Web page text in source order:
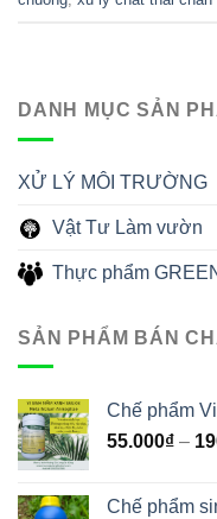
DANH MỤC SẢN
XỬ LÝ MÔI TRƯỜNG
Vật Tư Làm vườn
Thực phẩm
SẢN PHẨM BÁN
Chế phẩm
55.000₫ –
Chế phẩm